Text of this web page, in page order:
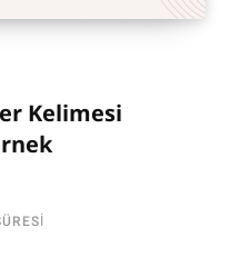
Kelimesi